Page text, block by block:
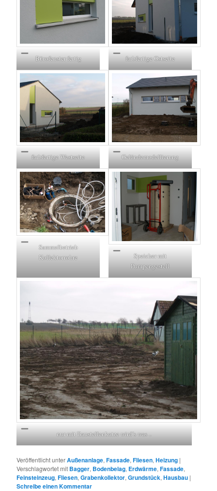
Bürofenster fertig farbfertige Ostseite
farbfertige Westseite Geländemodellierung
Sammelbetrieb
Kollektorrohre
Speicher mit
Pumpengestell
nur mit Baustellenkatze wird’s was ..
Veröffentlicht unterAußenanlage,Fassade,Fliesen,Heizung |
Verschlagwortet mit Bagger, Bodenbelag, Erdwärme,Fassade,
Feinsteinzeug,Fliesen,Grabenkollektor,Grundstück,Hausbau |
Schreibe einen Kommentar